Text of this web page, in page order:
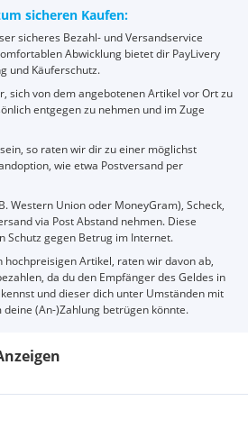
sicheren Kaufen:
sicheres Bezahl- und Versandservice
Abwicklung bietet dir PayLivery
und Käuferschutz.
sich von dem angebotenen Artikel vor Ort zu
entgegen zu nehmen und im Zuge
so raten wir dir zu einer möglichst
wie etwa Postversand per
Western Union oder MoneyGram), Scheck,
via Post Abstand nehmen. Diese
Schutz gegen Betrug im Internet.
hochpreisigen Artikel, raten wir davon ab,
da du den Empfänger des Geldes in
und dieser dich unter Umständen mit
(An-)Zahlung betrügen könnte.